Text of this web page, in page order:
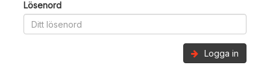
Lösenord
Logga in